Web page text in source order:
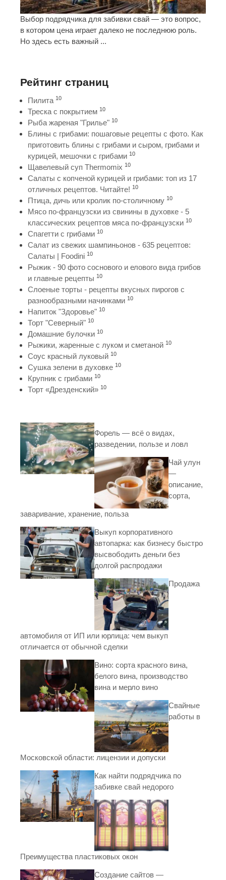
Выбор подрядчика для забивки свай — это вопрос,
в котором цена играет далеко не последнюю роль.
Но здесь есть важный ...
Рейтинг страниц
Пилита 10
Треска с покрытием 10
Рыба жареная "Грилье" 10
Блины с грибами: пошаговые рецепты с фото. Как
приготовить блины с грибами и сыром, грибами и
курицей, мешочки с грибами 10
Щавелевый суп Thermomix 10
Салаты с копченой курицей и грибами: топ из 17
отличных рецептов. Читайте! 10
Птица, дичь или кролик по-столичному 10
Мясо по-французски из свинины в духовке - 5
классических рецептов мяса по-французски 10
Спагетти с грибами 10
Салат из свежих шампиньонов - 635 рецептов:
Салаты | Foodini 10
Рыжик - 90 фото соснового и елового вида грибов
и главные рецепты 10
Слоеные торты - рецепты вкусных пирогов с
разнообразными начинками 10
Напиток "Здоровье" 10
Торт "Северный" 10
Домашние булочки 10
Рыжики, жаренные с луком и сметаной 10
Соус красный луковый 10
Сушка зелени в духовке 10
Крупник с грибами 10
Торт «Дрезденский» 10
Форель — всё о видах,
разведении, пользе и ловл
Чай улун
—
описание,
сорта,
заваривание, хранение, польза
Выкуп корпоративного
автопарка: как бизнесу быстро
высвободить деньги без
долгой распродажи
Продажа
автомобиля от ИП или юрлица: чем выкуп
отличается от обычной сделки
Вино: сорта красного вина,
белого вина, производство
вина и мерло вино
Свайные
работы в
Московской области: лицензии и допуски
Как найти подрядчика по
забивке свай недорого
Преимущества пластиковых окон
Создание сайтов —